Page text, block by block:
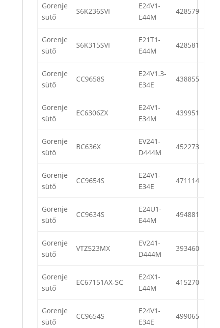
Gorenje
sütő
S6K236SVI
E24V1-
E44M
428579
Gorenje
sütő
S6K315SVI
E21T1-
E44M
428581
Gorenje
sütő
CC9658S
E24V1.3-
E34E
438855
Gorenje
sütő
EC6306ZX
E24V1-
E34M
439951
Gorenje
sütő
BC636X
EV241-
D444M
452273
Gorenje
sütő
CC9654S
E24V1-
E34E
471114
Gorenje
sütő
CC9634S
E24U1-
E44M
494881
Gorenje
sütő
VTZ523MX
EV241-
D444M
393460
Gorenje
sütő
EC67151AX-SC
E24X1-
E44M
415270
Gorenje
sütő
CC9654S
E24V1-
E34E
499065